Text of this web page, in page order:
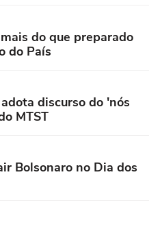
do que preparado
do País
discurso do 'nós
MTST
Bolsonaro no Dia dos